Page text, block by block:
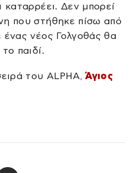
καταρρέει. Δεν μπορεί
που στήθηκε πίσω από
ένας νέος Γολγοθάς θα
παιδί.
του ALPHA,Άγιος